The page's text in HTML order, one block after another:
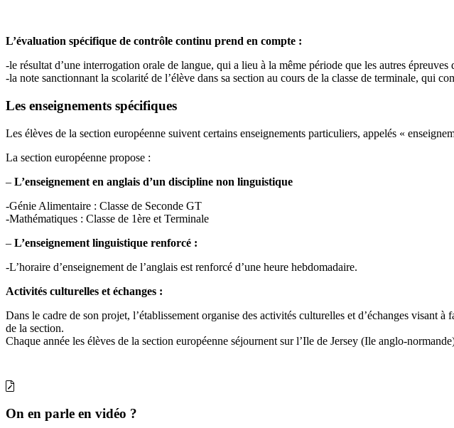
L’évaluation spécifique de contrôle continu prend en compte :
-le résultat d’une interrogation orale de langue, qui a lieu à la même période que les autres
-la note sanctionnant la scolarité de l’élève dans sa section au cours de la classe de terminale, qui
Les enseignements spécifiques
Les élèves de la section européenne suivent certains enseignements particuliers, appelés «
La section européenne propose :
– L’enseignement en anglais d’un discipline non linguistique
-Génie Alimentaire : Classe de Seconde GT
-Mathématiques : Classe de 1ère et Terminale
– L’enseignement linguistique renforcé :
-L’horaire d’enseignement de l’anglais est renforcé d’une heure hebdomadaire.
Activités culturelles et échanges :
Dans le cadre de son projet, l’établissement organise des activités culturelles et d’échanges
de la section.
Chaque année les élèves de la section européenne séjournent sur l’Ile de Jersey (Ile anglo-
On en parle en vidéo ?